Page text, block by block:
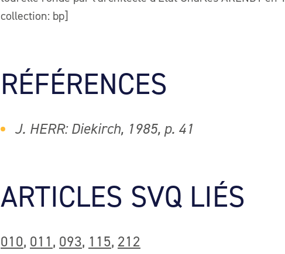
collection: bp]
RÉFÉRENCES
J. HERR: Diekirch, 1985, p. 41
ARTICLES SVQ LIÉS
010, 011, 093, 115, 212